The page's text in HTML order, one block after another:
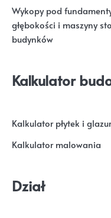
Wykopy pod
głębokości i maszyny
budynków
Kalkulator
Kalkulator płytek i
Kalkulator malowania
Dział